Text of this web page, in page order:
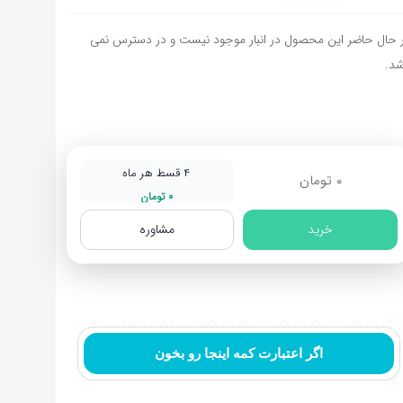
حال حاضر این محصول در انبار موجود نیست و در دسترس نمی
۰ تومان ۴ قسط هر ماه
۰ تومان
خرید مشاوره
اگر اعتبارت کمه اینجا رو بخون